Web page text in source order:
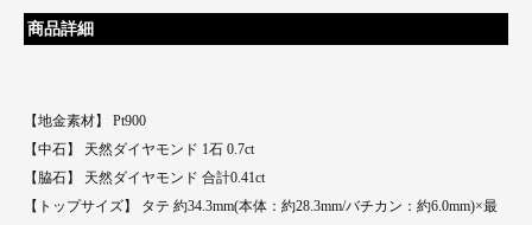
商品詳細
【地金素材】 Pt900
【中石】 天然ダイヤモンド 1石 0.7ct
【脇石】 天然ダイヤモンド 合計0.41ct
【トップサイズ】 タテ 約34.3mm(本体：約28.3mm/バチカン：約6.0mm)×最